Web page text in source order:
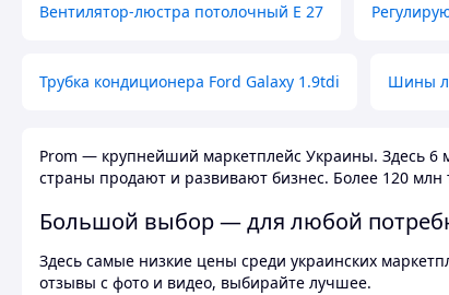
Вентилятор-люстра потолочный E 27
Трубка кондиционера Ford Galaxy 1.9tdi Шины
Prom — крупнейший маркетплейс Украины. Здесь 6
страны продают и развивают бизнес. Более 120 млн
Большой выбор — для любой
Здесь самые низкие цены среди украинских
отзывы с фото и видео, выбирайте лучшее.